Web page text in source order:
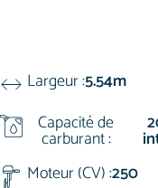
Largeur :5.54m
Capacité de
carburant :
Moteur (CV) :250